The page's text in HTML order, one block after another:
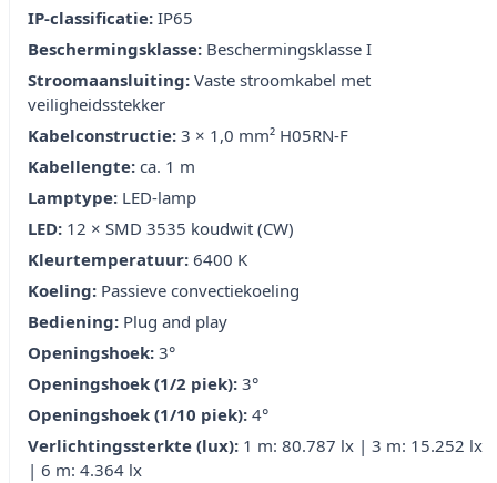
IP-classificatie: IP65
Beschermingsklasse: Beschermingsklasse I
Stroomaansluiting: Vaste stroomkabel met
veiligheidsstekker
Kabelconstructie: 3 × 1,0 mm² H05RN-F
Kabellengte: ca. 1 m
Lamptype: LED-lamp
LED: 12 × SMD 3535 koudwit (CW)
Kleurtemperatuur: 6400 K
Koeling: Passieve convectiekoeling
Bediening: Plug and play
Openingshoek: 3°
Openingshoek (1/2 piek): 3°
Openingshoek (1/10 piek): 4°
Verlichtingssterkte (lux): 1 m: 80.787 lx | 3 m: 15.252 lx
| 6 m: 4.364 lx